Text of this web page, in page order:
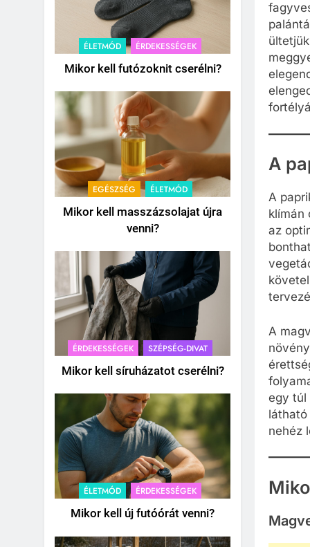
ÉLETMÓD ÉRDEKESSÉGEK
Mikor kell futózoknit cserélni?
EGÉSZSÉG ÉLETMÓD
Mikor kell masszázsolajat újra
venni?
ÉRDEKESSÉGEK SZÉPSÉG-DIVAT
Mikor kell síruházatot cserélni?
ÉLETMÓD ÉRDEKESSÉGEK
Mikor kell új futóórát venni?
A
A
klímán
az
A
egy túl
nehéz